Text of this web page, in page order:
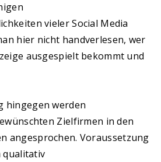
vieler Social Media
hier nicht handverlesen, wer
ausgespielt bekommt und
hingegen werden
Zielfirmen in den
angesprochen. Voraussetzung
qualitativ